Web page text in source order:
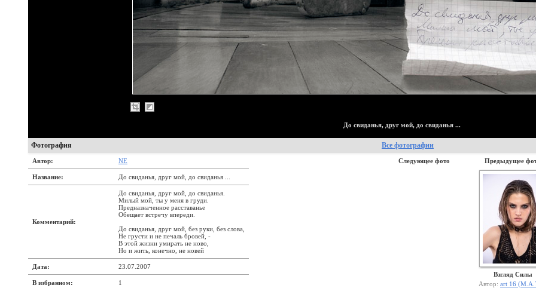
До свиданья, друг мой, до свиданья ...
Фотография Все фотографии
Автор: NE
Название: До свиданья, друг мой, до свиданья ...
Комментарий:
До свиданья, друг мой, до свиданья.
Милый мой, ты у меня в груди.
Предназначенное расставанье
Обещает встречу впереди.
До свиданья, друг мой, без руки, без слова,
Не грусти и не печаль бровей, -
В этой жизни умирать не ново,
Но и жить, конечно, не новей
Дата: 23.07.2007
В избранном: 1
Следующее фото Предыдущее
Взгляд Силы
Автор: art 16